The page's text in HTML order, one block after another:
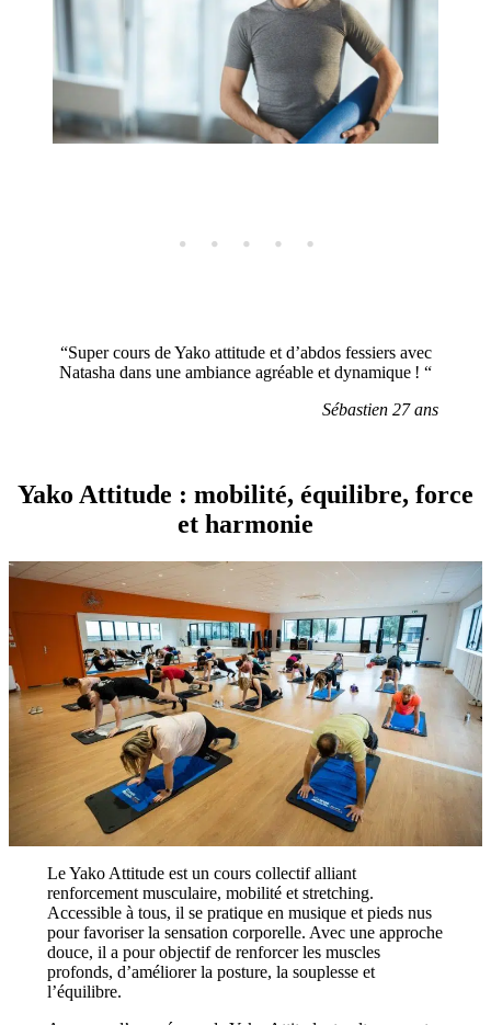
“Super cours de Yako attitude et d’abdos fessiers avec
Natasha dans une ambiance agréable et dynamique ! “
Sébastien 27 ans
Yako Attitude : mobilité, équilibre, force
et harmonie
Le Yako Attitude est un cours collectif alliant
renforcement musculaire, mobilité et stretching.
Accessible à tous, il se pratique en musique et pieds nus
pour favoriser la sensation corporelle. Avec une approche
douce, il a pour objectif de renforcer les muscles
profonds, d’améliorer la posture, la souplesse et
l’équilibre.